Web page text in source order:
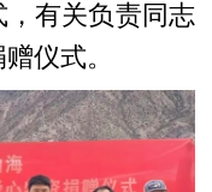
有关负责同志
仪式。